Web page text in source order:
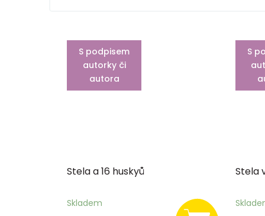
S podpisem
autorky či
autora
Stela a 16 huskyů
Skladem
S
Stela